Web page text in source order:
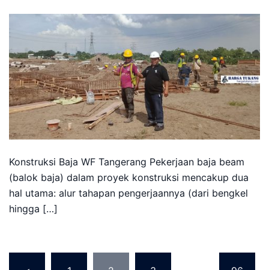
Konstruksi Baja WF Tangerang Pekerjaan baja beam
(balok baja) dalam proyek konstruksi mencakup dua
hal utama: alur tahapan pengerjaannya (dari bengkel
hingga […]